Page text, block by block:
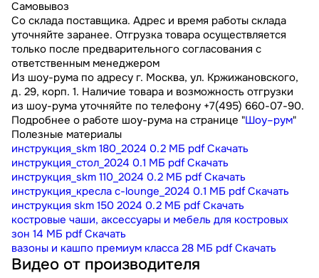
Самовывоз
Со склада поставщика. Адрес и время работы склада
уточняйте заранее. Отгрузка товара осуществляется
только после предварительного согласования с
ответственным менеджером
Из шоу-рума по адресу г. Москва, ул. Кржижановского,
д. 29, корп. 1. Наличие товара и возможность отгрузки
из шоу-рума уточняйте по телефону +7(495) 660-07-90.
Подробнее о работе шоу-рума на странице "Шоу–рум"
Полезные материалы
инструкция_skm 180_2024 0.2 МБ pdf Скачать
инструкция_стол_2024 0.1 МБ pdf Скачать
инструкция_skm 110_2024 0.2 МБ pdf Скачать
инструкция_кресла c-lounge_2024 0.1 МБ pdf Скачать
инструкция skm 150 2024 0.2 МБ pdf Скачать
костровые чаши, аксессуары и мебель для костровых
зон 14 МБ pdf Скачать
вазоны и кашпо премиум класса 28 МБ pdf Скачать
Видео от производителя